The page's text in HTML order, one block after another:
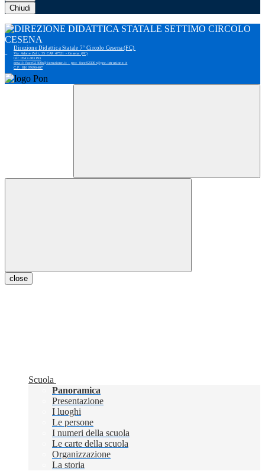
Chiudi
Direzione Didattica Statale 7° Circolo Cesena (FC)
Via Adone Zoli, 35 CAP 47521 - Cesena (FC)
tel: 0547-383193
email: foee02300r@istruzione.it - pec: foee02300r@pec.istruzione.it
C.F. 81007690407
close
Scuola
Panoramica
Presentazione
I luoghi
Le persone
I numeri della scuola
Le carte della scuola
Organizzazione
La storia